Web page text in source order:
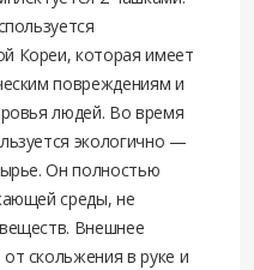
Кореи, которая имеет
повреждениям и
людей. Во время
экологично —
Он полностью
среды, не
Внешнее
скольжения в руке и